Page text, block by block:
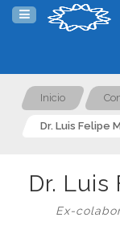
Inicio
Dr. Luis Felipe
Dr.
Ex-